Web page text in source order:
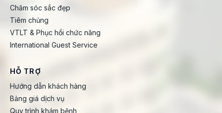
Chăm sóc sắc đẹp
Tiêm chủng
VTLT & Phục hồi chức năng
International Guest Service
HỖ TRỢ
Hướng dẫn khách hàng
Bảng giá dịch vụ
Quy trình khám bệnh